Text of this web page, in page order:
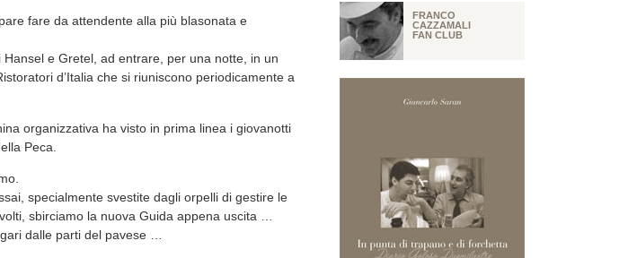
fare da attendente alla più blasonata e
e Gretel, ad entrare, per una notte, in un
d’Italia che si riuniscono periodicamente a
organizzativa ha visto in prima linea i giovanotti
Peca.
specialmente svestite dagli orpelli di gestire le
sbirciamo la nuova Guida appena uscita …
dalle parti del pavese …
FRANCO
CAZZAMALI
FAN CLUB